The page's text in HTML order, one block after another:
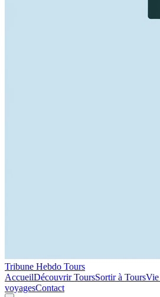
Tribune Hebdo Tours
AccueilDécouvrir ToursSortir à ToursVie
voyagesContact